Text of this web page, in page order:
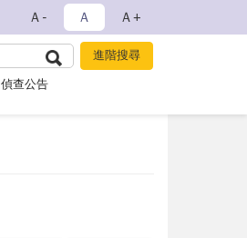
Ａ- Ａ Ａ+
偵查公告